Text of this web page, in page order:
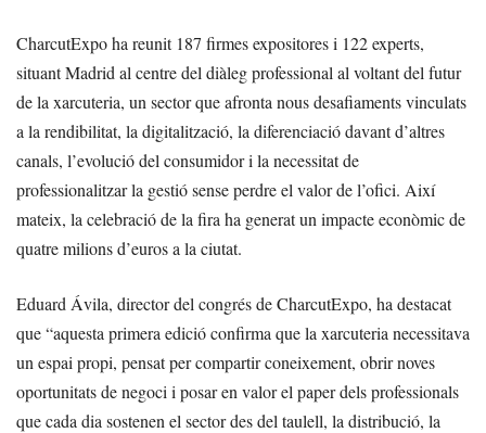
CharcutExpo ha reunit 187 firmes expositores i 122 experts,
situant Madrid al centre del diàleg professional al voltant del futur
de la xarcuteria, un sector que afronta nous desafiaments vinculats
a la rendibilitat, la digitalització, la diferenciació davant d’altres
canals, l’evolució del consumidor i la necessitat de
professionalitzar la gestió sense perdre el valor de l’ofici. Així
mateix, la celebració de la fira ha generat un impacte econòmic de
quatre milions d’euros a la ciutat.
Eduard Ávila, director del congrés de CharcutExpo, ha destacat
que “aquesta primera edició confirma que la xarcuteria necessitava
un espai propi, pensat per compartir coneixement, obrir noves
oportunitats de negoci i posar en valor el paper dels professionals
que cada dia sostenen el sector des del taulell, la distribució, la